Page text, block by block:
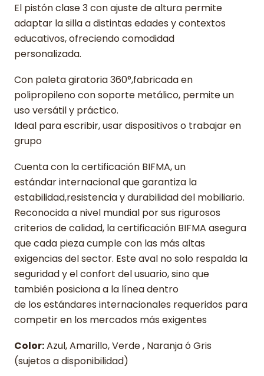
El pistón clase 3 con ajuste de altura permite
adaptar la silla a distintas edades y contextos
educativos, ofreciendo comodidad
personalizada.
Con paleta giratoria 360°,fabricada en
polipropileno con soporte metálico, permite un
uso versátil y práctico.
Ideal para escribir, usar dispositivos o trabajar en
grupo
Cuenta con la certificación BIFMA, un
estándar internacional que garantiza la
estabilidad,resistencia y durabilidad del mobiliario.
Reconocida a nivel mundial por sus rigurosos
criterios de calidad, la certificación BIFMA asegura
que cada pieza cumple con las más altas
exigencias del sector. Este aval no solo respalda la
seguridad y el confort del usuario, sino que
también posiciona a la línea dentro
de los estándares internacionales requeridos para
competir en los mercados más exigentes
Color:Azul, Amarillo, Verde , Naranja ó Gris
(sujetos a disponibilidad)